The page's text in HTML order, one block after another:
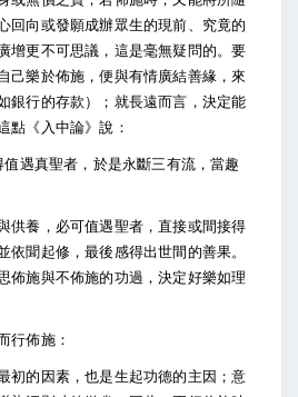
回向或發願成辦眾生的現前、究竟的
增更不可思議，這是毫無疑問的。要
己樂於佈施，便與有情廣結善緣，來
銀行的存款）；就長遠而言，決定能
點《入中論》說：
遇真聖者，於是永斷三有流，當趣
供養，必可值遇聖者，直接或間接得
依聞起修，最後感得出世間的善果。
佈施與不佈施的功過，決定好樂如理
行佈施：
初的因素，也是生起功德的主因；意